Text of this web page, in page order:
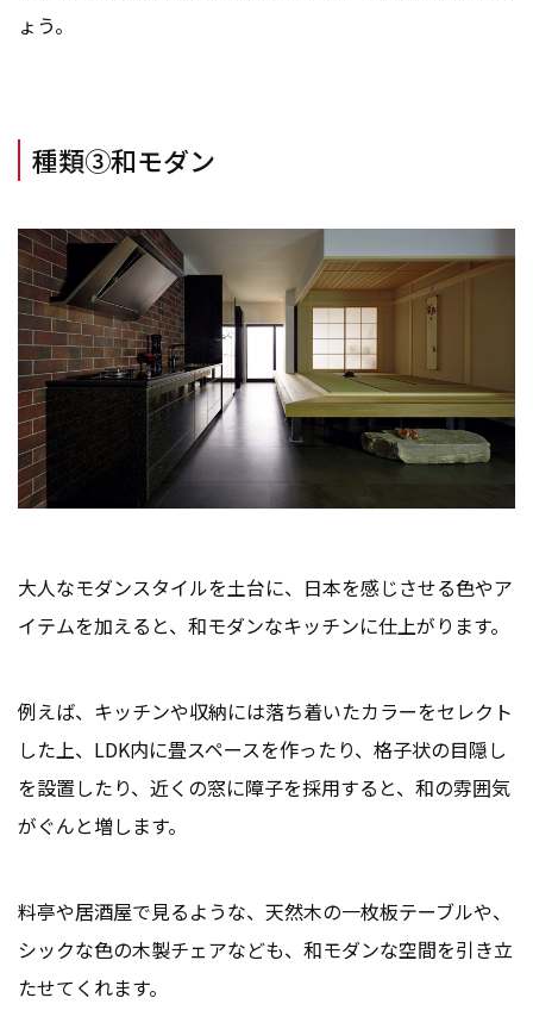
ょう。
種類③和モダン
大人なモダンスタイルを土台に、日本を感じさせる色やア
イテムを加えると、和モダンなキッチンに仕上がります。
例えば、キッチンや収納には落ち着いたカラーをセレクト
した上、LDK内に畳スペースを作ったり、格子状の目隠し
を設置したり、近くの窓に障子を採用すると、和の雰囲気
がぐんと増します。
料亭や居酒屋で見るような、天然木の一枚板テーブルや、
シックな色の木製チェアなども、和モダンな空間を引き立
たせてくれます。